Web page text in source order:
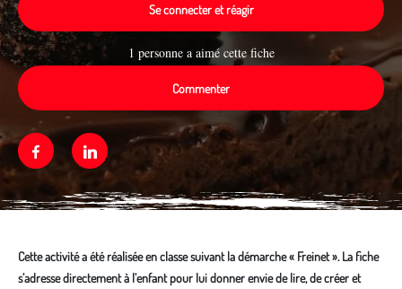
Se connecter et réagir
1 personne a aimé cette fiche
Commenter
FacebookLinkedin
Cette activité a été réalisée en classe suivant la démarche « Freinet ». La fiche
s’adresse directement à l’enfant pour lui donner envie de lire, de créer et